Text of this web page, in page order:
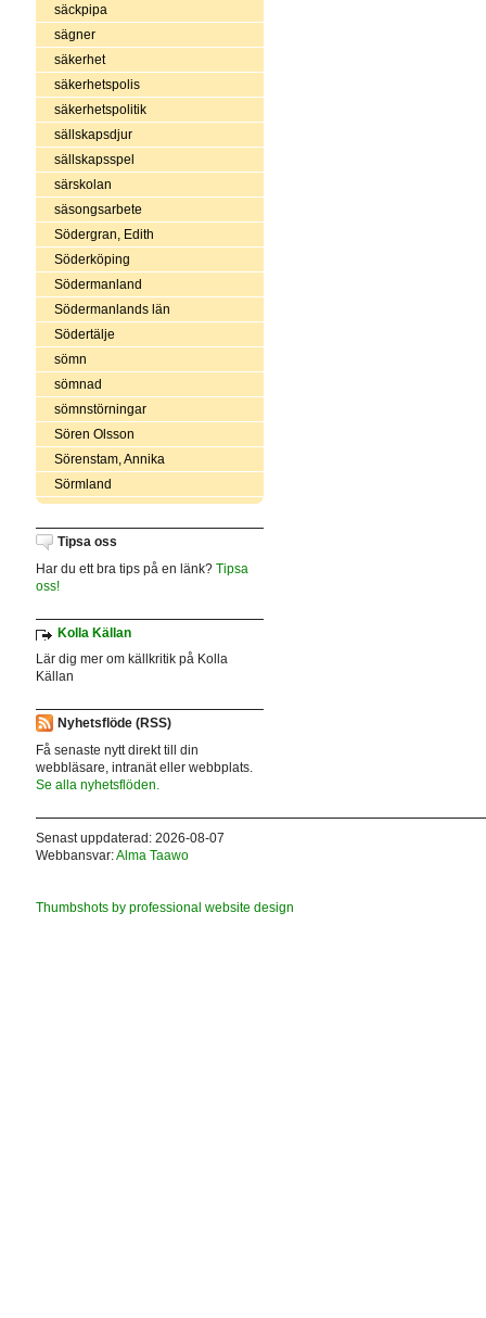
säckpipa
sägner
säkerhet
säkerhetspolis
säkerhetspolitik
sällskapsdjur
sällskapsspel
särskolan
säsongsarbete
Södergran, Edith
Söderköping
Södermanland
Södermanlands län
Södertälje
sömn
sömnad
sömnstörningar
Sören Olsson
Sörenstam, Annika
Sörmland
Tipsa oss
Har du ett bra tips på en länk? Tipsa
oss!
Kolla Källan
Lär dig mer om källkritik på Kolla
Källan
Nyhetsflöde (RSS)
Få senaste nytt direkt till din
webbläsare, intranät eller webbplats.
Se alla nyhetsflöden.
Senast uppdaterad: 2026-08-07
Webbansvar:Alma Taawo
Thumbshots by professional website design